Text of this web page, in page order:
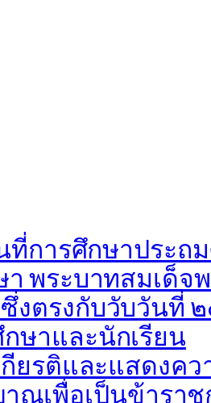
การศึกษาประถ
พระบาทสมเด็จ
งตรงกับวับวันที่
ษาและนักเรียน
ยรติและแสดงคว
เพื่อเป็นข้าราช